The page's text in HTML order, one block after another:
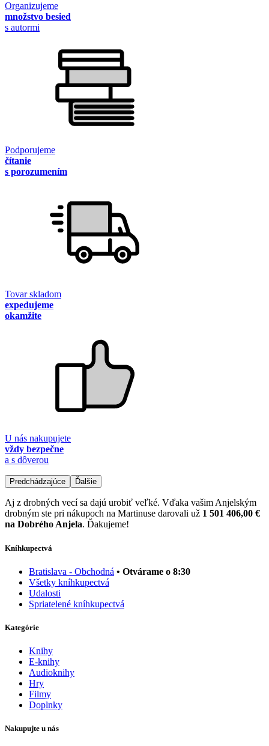
Organizujeme
množstvo besied
s autormi
Podporujeme
čítanie
s porozumením
Tovar skladom
expedujeme
okamžite
U nás nakupujete
vždy bezpečne
a s dôverou
Predchádzajúce Ďalšie
Aj z drobných vecí sa dajú urobiť veľké. Vďaka vašim Anjelským
drobným ste pri nákupoch na Martinuse darovali už 1 501 406,00 €
na Dobrého Anjela. Ďakujeme!
Kníhkupectvá
Bratislava - Obchodná • Otvárame o 8:30
Všetky kníhkupectvá
Udalosti
Spriatelené kníhkupectvá
Kategórie
Knihy
E-knihy
Audioknihy
Hry
Filmy
Doplnky
Nakupujte u nás